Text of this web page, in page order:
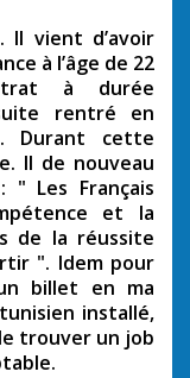
Il vient d’avoir
à l’âge de 22
à durée
rentré en
Durant cette
Il de nouveau
Les Français
et la
de la réussite
". Idem pour
billet en ma
installé,
trouver un job